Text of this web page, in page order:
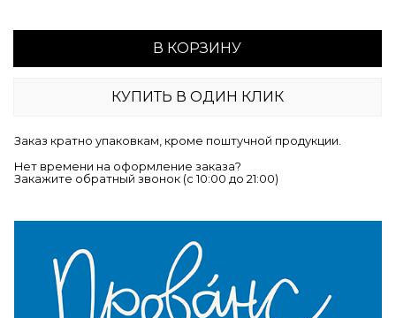
В КОРЗИНУ
КУПИТЬ В ОДИН КЛИК
Заказ кратно упаковкам, кроме поштучной продукции.
Нет времени на оформление заказа?
Закажите обратный звонок (c 10:00 до 21:00)